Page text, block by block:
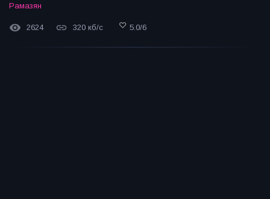
Рамазян
2624 320 кб/с 5.0/6